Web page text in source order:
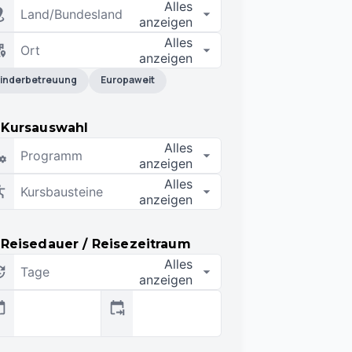
Land/Bundesland
Alles
anzeigen
Ort
Alles
anzeigen
Europaweit
Kursauswahl
Programm
Alles
anzeigen
Kursbausteine
Alles
anzeigen
Reisedauer / Reisezeitraum
Tage
Alles
anzeigen